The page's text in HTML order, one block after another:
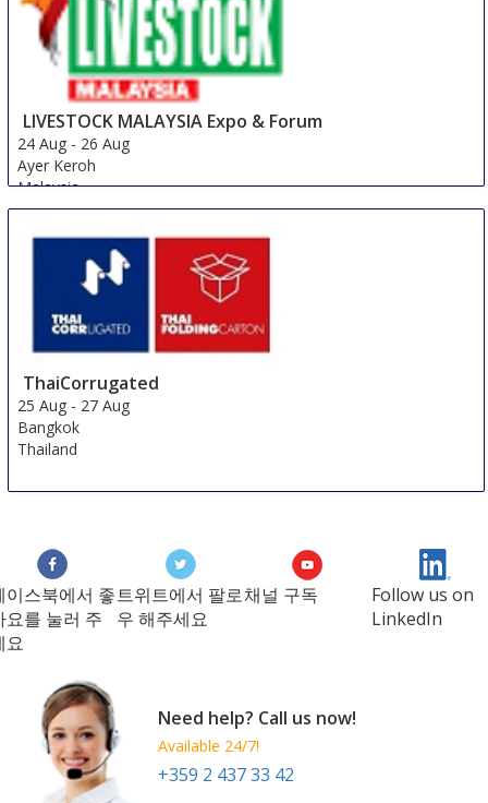
LIVESTOCK MALAYSIA Expo & Forum
24 Aug - 26 Aug
Ayer Keroh
Malaysia
ThaiCorrugated
25 Aug - 27 Aug
Bangkok
Thailand
이스북에서 좋
요를 눌러 주
요
트위트에서 팔로
우 해주세요
채널 구독
Follow us on
LinkedIn
Need help? Call us now!
Available 24/7!
+359 2 437 33 42